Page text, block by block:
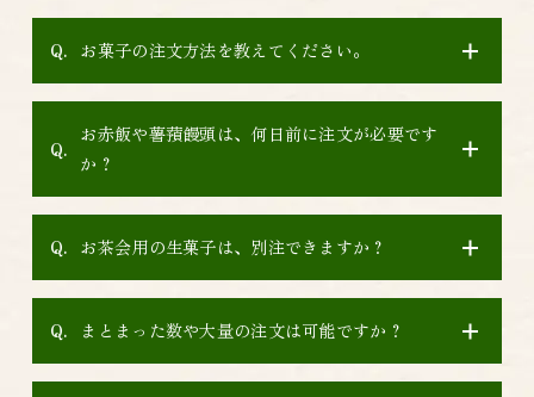
お菓子の注文方法を教えてください。
お赤飯や薯蕷饅頭は、何日前に注文が必要です
か？
お茶会用の生菓子は、別注できますか？
まとまった数や大量の注文は可能ですか？